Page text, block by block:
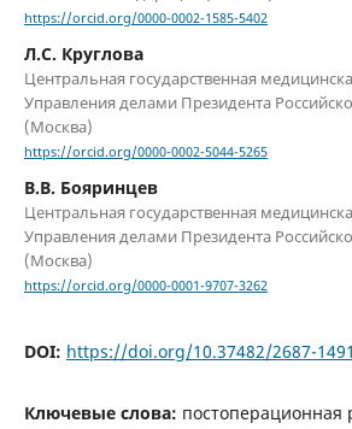
https://orcid.org/0000-0002-1585-5402
Л.С. Круглова
Центральная государственная
Управления делами Президента
(Москва)
https://orcid.org/0000-0002-5044-5265
В.В. Бояринцев
Центральная государственная
Управления делами Президента
(Москва)
https://orcid.org/0000-0001-9707-3262
DOI: https://doi.org/10.37482/2687-
Ключевые слова: постоперационная